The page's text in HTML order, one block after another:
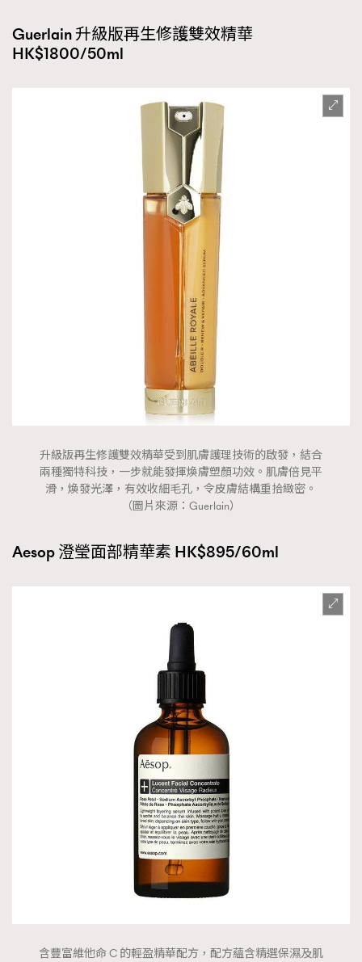
Guerlain 升級版再生修護雙效精華
HK$1800/50ml
升級版再生修護雙效精華受到肌膚護理技術的啟發，結合
兩種獨特科技，一步就能發揮煥膚塑顏功效。肌膚倍見平
滑，煥發光澤，有效收細毛孔，令皮膚結構重拾緻密。
（圖片來源：Guerlain）
Aesop 澄瑩面部精華素 HK$895/60ml
含豐富維他命 C 的輕盈精華配方，配方蘊含精選保濕及肌